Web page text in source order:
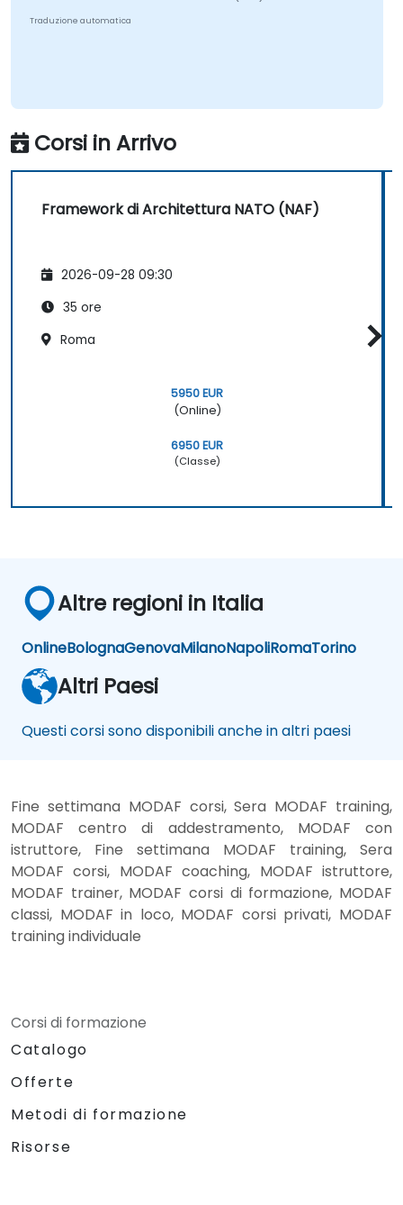
Traduzione automatica
Corsi in Arrivo
Framework di Architettura NATO (NAF)
2026-09-28 09:30
35 ore
Roma
5950 EUR
(Online)
6950 EUR
(Classe)
Altre regioni in Italia
OnlineBolognaGenovaMilanoNapoliRomaTorino
Altri Paesi
Questi corsi sono disponibili anche in altri paesi
Fine settimana MODAF corsi, Sera MODAF training,
MODAF centro di addestramento, MODAF con
istruttore, Fine settimana MODAF training, Sera
MODAF corsi, MODAF coaching, MODAF istruttore,
MODAF trainer, MODAF corsi di formazione, MODAF
classi, MODAF in loco, MODAF corsi privati, MODAF
training individuale
Corsi di formazione
Catalogo
Offerte
Metodi di formazione
Risorse